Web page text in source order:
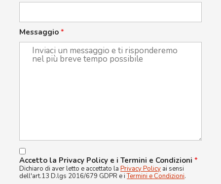
Messaggio *
Accetto la Privacy Policy e i Termini e Condizioni *
Dichiaro di aver letto e accettato la Privacy Policy ai sensi
dell'art.13 D.lgs 2016/679 GDPR e iTermini e Condizioni.